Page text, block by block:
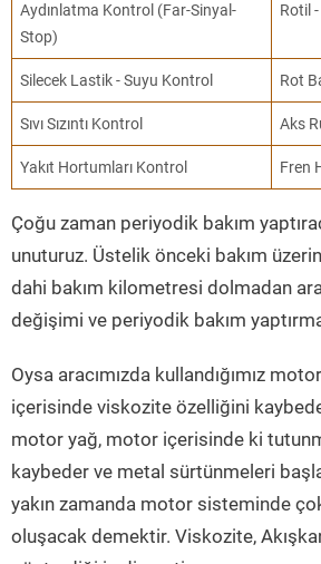
Aydınlatma Kontrol (Far-Sinyal-
Stop)
Rotil
Silecek Lastik - Suyu Kontrol Rot
Sıvı Sızıntı Kontrol Aks
Yakıt Hortumları Kontrol Fren
Çoğu zaman periyodik bakım
unuturuz. Üstelik önceki bakım
dahi bakım kilometresi dolmadan
değişimi ve periyodik bakım
Oysa aracımızda kullandığımız motor
içerisinde viskozite özelliğini
motor yağ, motor içerisinde ki
kaybeder ve metal sürtünmeleri
yakın zamanda motor sisteminde
oluşacak demektir. Viskozite,